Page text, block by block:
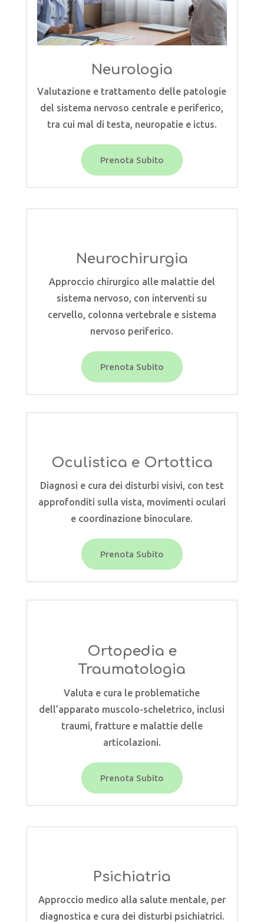
Neurologia
Valutazione e trattamento delle patologie
del sistema nervoso centrale e periferico,
tra cui mal di testa, neuropatie e ictus.
Prenota Subito
Neurochirurgia
Approccio chirurgico alle malattie del
sistema nervoso, con interventi su
cervello, colonna vertebrale e sistema
nervoso periferico.
Prenota Subito
Oculistica e Ortottica
Diagnosi e cura dei disturbi visivi, con test
approfonditi sulla vista, movimenti oculari
e coordinazione binoculare.
Prenota Subito
Ortopedia e
Traumatologia
Valuta e cura le problematiche
dell’apparato muscolo-scheletrico, inclusi
traumi, fratture e malattie delle
articolazioni.
Prenota Subito
Psichiatria
Approccio medico alla salute mentale, per
diagnostica e cura dei disturbi psichiatrici.